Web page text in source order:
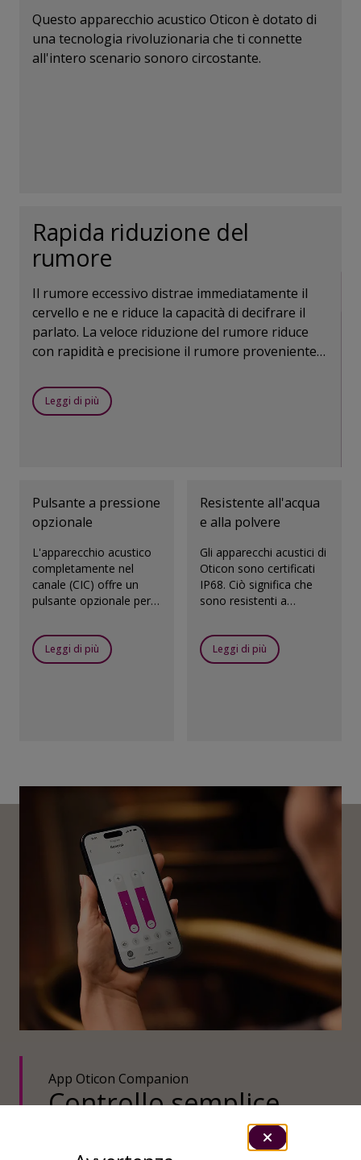
Questo apparecchio acustico Oticon è dotato di
una tecnologia rivoluzionaria che ti connette
all'intero scenario sonoro circostante.
Rapida riduzione del
rumore
Il rumore eccessivo distrae immediatamente il
cervello e ne e riduce la capacità di decifrare il
parlato. La veloce riduzione del rumore riduce
con rapidità e precisione il rumore proveniente
sul parlato.
Leggi di più
Pulsante a pressione
opzionale
L'apparecchio acustico
completamente nel
canale (CIC) offre un
pulsante opzionale per
programmi.
Leggi di più
Resistente all'acqua
e alla polvere
Gli apparecchi acustici di
Oticon sono certificati
IP68. Ciò significa che
sono resistenti a
Leggi di più
App Oticon Companion
Controllo semplice,
personalizzazione e